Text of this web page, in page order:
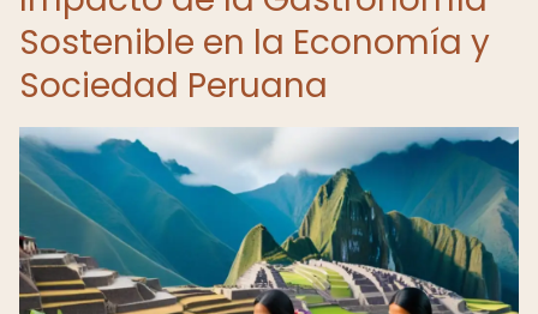
Sostenible en la Economía y
Sociedad Peruana